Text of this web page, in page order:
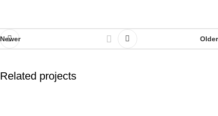
Newer Older
Related projects